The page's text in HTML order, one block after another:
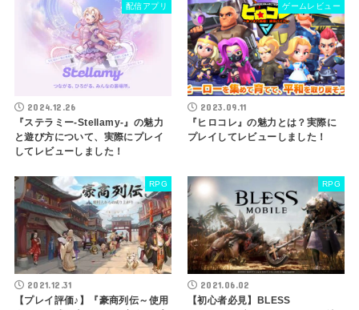
配信アプリ
2024.12.26
『ステラミー-Stellamy-』の魅力
と遊び方について、実際にプレイ
してレビューしました！
ゲームレビュー
2023.09.11
『ヒロコレ』の魅力とは？実際に
プレイしてレビューしました！
RPG
2021.12.31
【プレイ評価♪】『豪商列伝～使用
RPG
2021.06.02
【初心者必見】BLESS